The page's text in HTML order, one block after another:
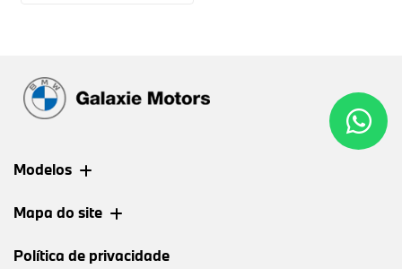
Modelos
Mapa do site
Política de privacidade